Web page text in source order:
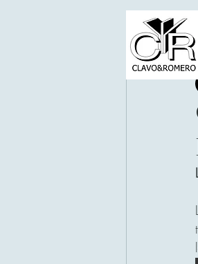
TODAS LAS